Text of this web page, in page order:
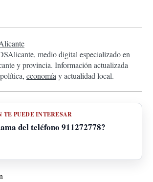
medio digital especializado en
y provincia. Información actualizada
economía y actualidad local.
TE PUEDE INTERESAR
del teléfono 911272778?